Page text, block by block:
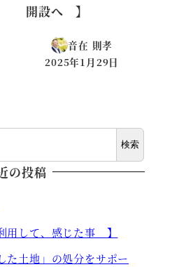
開設へ 】
音在 則孝
投稿日
2025年1月29日
検索
の投稿
用して、感じた事 】
た土地」の処分をサポー